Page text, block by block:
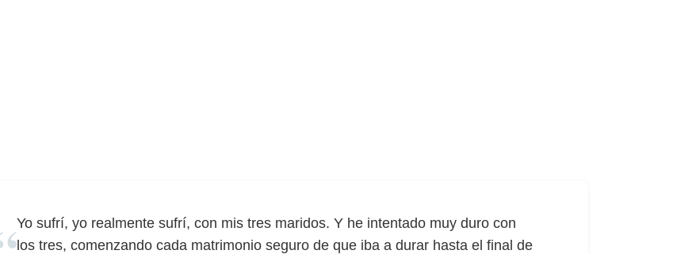
Yo sufrí, yo realmente sufrí, con mis tres maridos. Y he intentado muy duro con
los tres, comenzando cada matrimonio seguro de que iba a durar hasta el final de